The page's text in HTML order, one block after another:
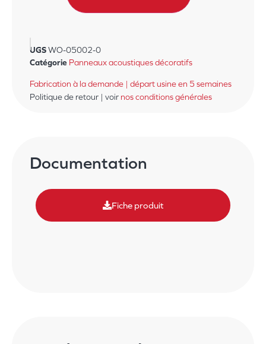
UGSWO-05002-0
Catégorie Panneaux acoustiques décoratifs
Fabrication à la demande | départ usine en 5 semaines
Politique de retour | voir nos conditions générales
Documentation
Fiche produit